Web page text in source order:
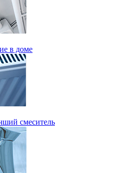
в доме
смеситель